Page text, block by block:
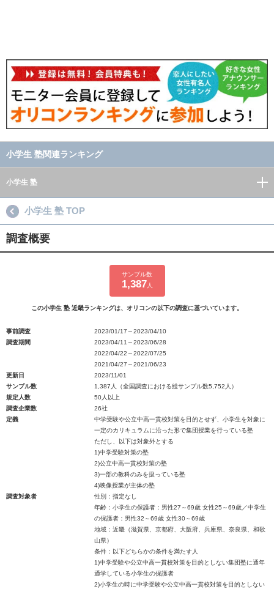
小学生 塾関連ランキング
小学生 塾
小学生 塾 TOP
調査概要
サンプル数
1,387 人
この小学生 塾 近畿ランキングは、オリコンの以下の調査に基づいています。
事前調査
2023/01/17～2023/04/10
調査期間
2023/04/11～2023/06/28
2022/04/22～2022/07/25
2021/04/27～2021/06/23
更新日
2023/11/01
サンプル数
1,387人（全国調査における総サンプル数5,752人）
規定人数
50人以上
調査企業数
26社
定義
中学受験や公立中高一貫校対策を目的とせず、小学生を対象に
一定のカリキュラムに沿った形で集団授業を行っている塾
ただし、以下は対象外とする
1)中学受験対策の塾
2)公立中高一貫校対策の塾
3)一部の教科のみを扱っている塾
4)映像授業が主体の塾
調査対象者
性別：指定なし
年齢：小学生の保護者：男性27～69歳 女性25～69歳／中学生
の保護者：男性32～69歳 女性30～69歳
地域：近畿（滋賀県、京都府、大阪府、兵庫県、奈良県、和歌
山県）
条件：以下どちらかの条件を満たす人
1)中学受験や公立中高一貫校対策を目的としない集団塾に通年
通学している小学生の保護者
2)小学生の時に中学受験や公立中高一貫校対策を目的としない